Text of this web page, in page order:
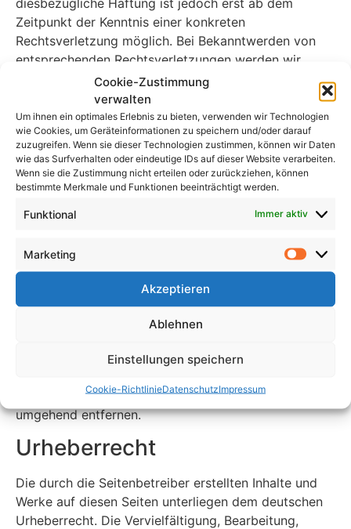
Cookie-Zustimmung
verwalten
Um ihnen ein optimales Erlebnis zu bieten, verwenden wir Technologien
wie Cookies, um Geräteinformationen zu speichern und/oder darauf
zuzugreifen. Wenn sie dieser Technologien zustimmen, können wir Daten
wie das Surfverhalten oder eindeutige IDs auf dieser Website verarbeiten.
Wenn sie die Zustimmung nicht erteilen oder zurückziehen, können
bestimmte Merkmale und Funktionen beeinträchtigt werden.
Funktional Immer aktiv
Marketing
Akzeptieren
Ablehnen
Einstellungen speichern
Cookie-RichtlinieDatenschutzImpressum
diesbezügliche Haftung ist jedoch erst ab dem
Zeitpunkt der Kenntnis einer konkreten
Rechtsverletzung möglich. Bei Bekanntwerden von
entsprechenden Rechtsverletzungen werden wir
diese Inhalte umgehend entfernen.
Haftung für Links
Unser Angebot enthält Links zu externen Websites
Dritter, auf deren Inhalte wir keinen Einfluss haben.
Deshalb können wir für diese fremden Inhalte auch
keine Gewähr übernehmen. Für die Inhalte der
Betreiber der Seiten verantwortlich. Die verlinkten
Seiten wurden zum Zeitpunkt der Verlinkung auf
mögliche Rechtsverstöße überprüft. Rechtswidrige
Inhalte waren zum Zeitpunkt der Verlinkung nicht
Seiten ist jedoch ohne konkrete Anhaltspunkte einer
von Rechtsverletzungen werden wir derartige Links
umgehend entfernen.
Urheberrecht
Die durch die Seitenbetreiber erstellten Inhalte und
Werke auf diesen Seiten unterliegen dem deutschen
Urheberrecht. Die Vervielfältigung, Bearbeitung,